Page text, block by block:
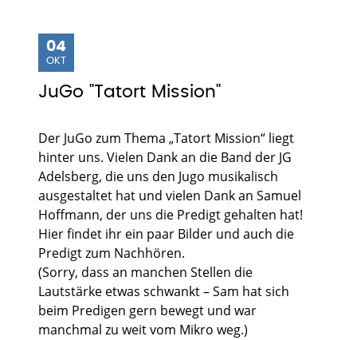
04
OKT
JuGo "Tatort Mission"
Der JuGo zum Thema „Tatort Mission“ liegt
hinter uns. Vielen Dank an die Band der JG
Adelsberg, die uns den Jugo musikalisch
ausgestaltet hat und vielen Dank an Samuel
Hoffmann, der uns die Predigt gehalten hat!
Hier findet ihr ein paar Bilder und auch die
Predigt zum Nachhören.
(Sorry, dass an manchen Stellen die
Lautstärke etwas schwankt – Sam hat sich
beim Predigen gern bewegt und war
manchmal zu weit vom Mikro weg.)